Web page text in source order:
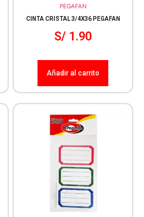
PEGAFAN
CINTA CRISTAL 3/4X36 PEGAFAN
S/ 1.90
Añadir al carrito